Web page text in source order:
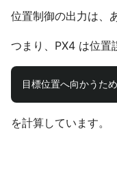
位置制御の出力は、
つまり、PX4 は位置
を計算しています。